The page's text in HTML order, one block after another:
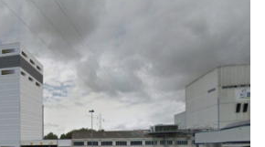
D’UN ATELIER DE
DE PRODUITS SECS
Alimentaire,Industrie